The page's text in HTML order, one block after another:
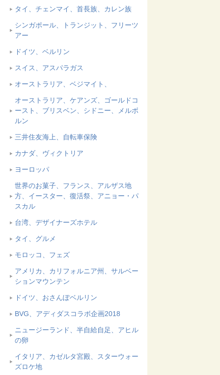
タイ、チェンマイ、首長族、カレン族
シンガポール、トランジット、フリーツ
アー
ドイツ、ベルリン
スイス、アスパラガス
オーストラリア、ベジマイト、
オーストラリア、ケアンズ、ゴールドコ
ースト、ブリスベン、シドニー、メルボ
ルン
三井住友海上、自転車保険
カナダ、ヴィクトリア
ヨーロッパ
世界のお菓子、フランス、アルザス地
方、イースター、復活祭、アニョー・パ
スカル
台湾、デザイナーズホテル
タイ、グルメ
モロッコ、フェズ
アメリカ、カリフォルニア州、サルベー
ションマウンテン
ドイツ、おさんぽベルリン
BVG、アディダスコラボ企画2018
ニュージーランド、半自給自足、アヒル
の卵
イタリア、カゼルタ宮殿、スターウォー
ズロケ地